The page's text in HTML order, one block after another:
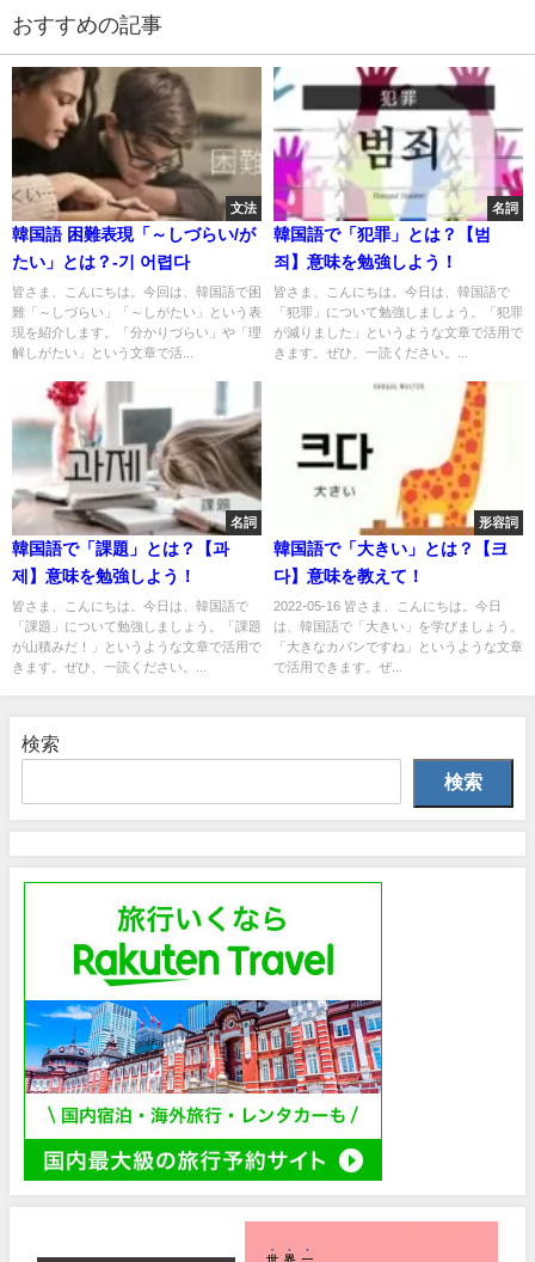
おすすめの記事
文法
韓国語 困難表現「～しづらい/が
たい」とは？-기 어렵다
皆さま、こんにちは。今回は、韓国語で困
難「～しづらい」「～しがたい」という表
現を紹介します。「分かりづらい」や「理
解しがたい」という文章で活...
名詞
韓国語で「犯罪」とは？【범
죄】意味を勉強しよう！
皆さま、こんにちは。今日は、韓国語で
「犯罪」について勉強しましょう。「犯罪
が減りました」というような文章で活用で
きます。ぜひ、一読ください。...
名詞
韓国語で「課題」とは？【과
제】意味を勉強しよう！
皆さま、こんにちは。今日は、韓国語で
「課題」について勉強しましょう。「課題
が山積みだ！」というような文章で活用で
きます。ぜひ、一読ください。...
形容詞
韓国語で「大きい」とは？【크
다】意味を教えて！
2022-05-16 皆さま、こんにちは。今日
は、韓国語で「大きい」を学びましょう。
「大きなカバンですね」というような文章
で活用できます。ぜ...
検索
検索